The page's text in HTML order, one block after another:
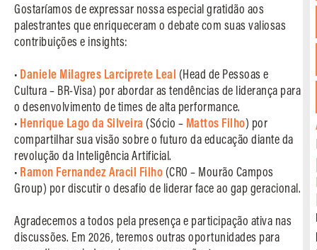
Gostaríamos de expressar nossa especial gratidão aos
palestrantes que enriqueceram o debate com suas valiosas
contribuições e insights:
• Daniele Milagres Larciprete Leal (Head de Pessoas e
Cultura – BR-Visa) por abordar as tendências de liderança para
o desenvolvimento de times de alta performance.
• Henrique Lago da Silveira (Sócio – Mattos Filho) por
compartilhar sua visão sobre o futuro da educação diante da
revolução da Inteligência Artificial.
• Ramon Fernandez Aracil Filho (CRO – Mourão Campos
Group) por discutir o desafio de liderar face ao gap geracional.
Agradecemos a todos pela presença e participação ativa nas
discussões. Em 2026, teremos outras oportunidades para